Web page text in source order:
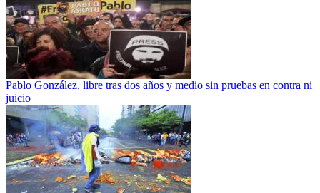
Pablo González, libre tras dos años y medio sin pruebas en contra ni
juicio